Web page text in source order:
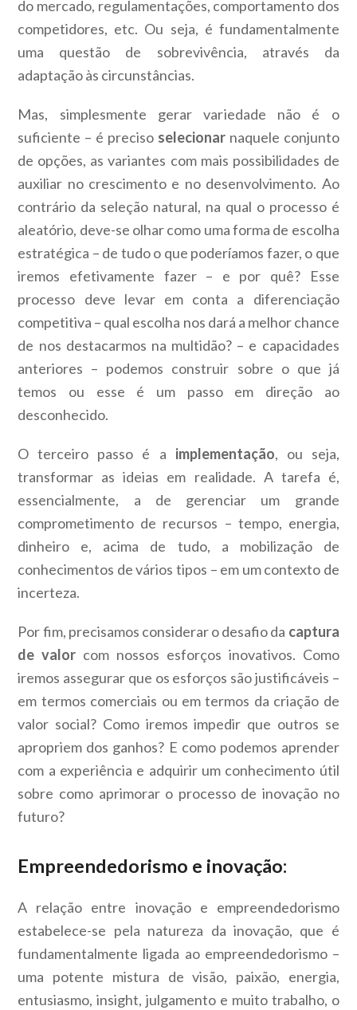
do mercado, regulamentações, comportamento dos
competidores, etc. Ou seja, é fundamentalmente
uma questão de sobrevivência, através da
adaptação às circunstâncias.
Mas, simplesmente gerar variedade não é o
suficiente – é preciso selecionarnaquele conjunto
de opções, as variantes com mais possibilidades de
auxiliar no crescimento e no desenvolvimento. Ao
contrário da seleção natural, na qual o processo é
aleatório, deve-se olhar como uma forma de escolha
estratégica – de tudo o que poderíamos fazer, o que
iremos efetivamente fazer – e por quê? Esse
processo deve levar em conta a diferenciação
competitiva – qual escolha nos dará a melhor chance
de nos destacarmos na multidão? – e capacidades
anteriores – podemos construir sobre o que já
temos ou esse é um passo em direção ao
desconhecido.
O terceiro passo é a implementação, ou seja,
transformar as ideias em realidade. A tarefa é,
essencialmente, a de gerenciar um grande
comprometimento de recursos – tempo, energia,
dinheiro e, acima de tudo, a mobilização de
conhecimentos de vários tipos – em um contexto de
incerteza.
Por fim, precisamos considerar o desafio da captura
de valor com nossos esforços inovativos. Como
iremos assegurar que os esforços são justificáveis –
em termos comerciais ou em termos da criação de
valor social? Como iremos impedir que outros se
apropriem dos ganhos? E como podemos aprender
com a experiência e adquirir um conhecimento útil
sobre como aprimorar o processo de inovação no
futuro?
Empreendedorismo e inovação:
A relação entre inovação e empreendedorismo
estabelece-se pela natureza da inovação, que é
fundamentalmente ligada ao empreendedorismo –
uma potente mistura de visão, paixão, energia,
entusiasmo, insight, julgamento e muito trabalho, o